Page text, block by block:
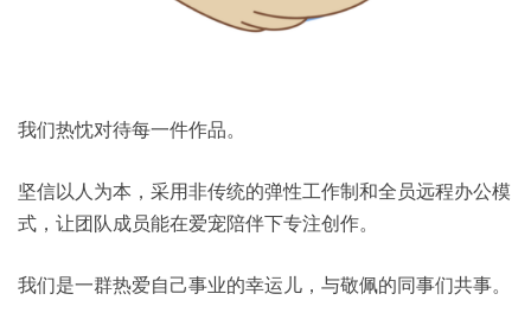
我们热忱对待每一件作品。
坚信以人为本，采用非传统的弹性工作制和全员远程办公模
式，让团队成员能在爱宠陪伴下专注创作。
我们是一群热爱自己事业的幸运儿，与敬佩的同事们共事。